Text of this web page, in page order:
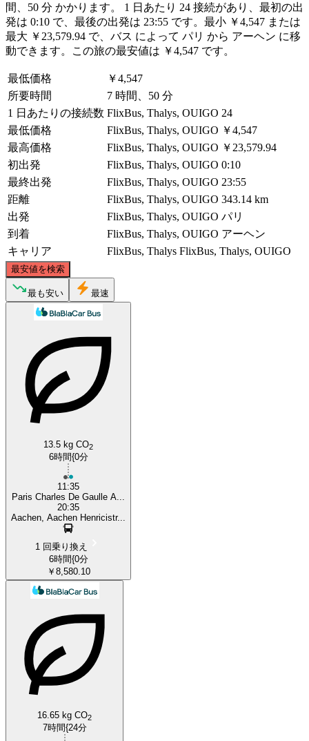
間、50 分 かかります。 1 日あたり 24 接続があり、最初の出
発は 0:10 で、最後の出発は 23:55 です。最小 ￥4,547 または
最大 ￥23,579.94 で、バス によって パリ から アーヘン に移
動できます。この旅の最安値は ￥4,547 です。
最低価格
￥4,547
所要時間
7 時間、50 分
1 日あたりの接続数 FlixBus, Thalys, OUIGO 24
最低価格
FlixBus, Thalys, OUIGO ￥4,547
最高価格
FlixBus, Thalys, OUIGO ￥23,579.94
初出発
FlixBus, Thalys, OUIGO 0:10
最終出発
FlixBus, Thalys, OUIGO 23:55
距離
FlixBus, Thalys, OUIGO 343.14 km
出発
FlixBus, Thalys, OUIGO パリ
到着
FlixBus, Thalys, OUIGO アーヘン
キャリア
FlixBus, Thalys FlixBus, Thalys, OUIGO
最安値を検索
CARTO OpenStreetMap
最も安い 最速
13.5 kg CO2
6時間{0分
11:35
Paris Charles De Gaulle A...
20:35
Aachen, Aachen Henricistr...
1 回乗り換え
6時間{0分
￥8,580.10
16.65 kg CO2
7時間{24分